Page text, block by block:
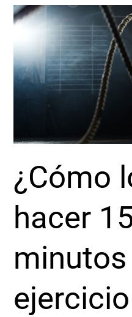
¿Cómo
hacer
¿Cómo
lograr
150
minutos
de
semana?